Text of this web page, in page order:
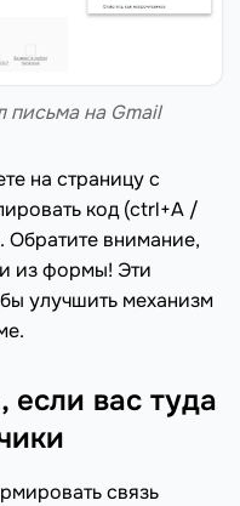
письма на Gmail
на страницу с
код (ctrl+A /
Обратите внимание,
из формы! Эти
улучшить механизм
если вас туда
связь